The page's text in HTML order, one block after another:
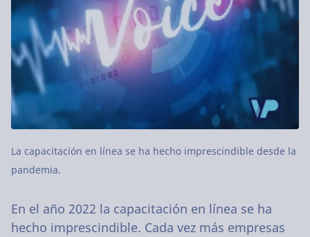
La capacitación en línea se ha hecho imprescindible desde la
pandemia.
En el año 2022 la capacitación en línea se ha
hecho imprescindible. Cada vez más empresas